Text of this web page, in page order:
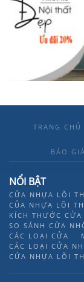
TRANG CHỦ
BÁO GIÁ
NỔI BẬT
CỬA NHỰA LÕI
CỦA NHỰA LÕI
KÍCH THƯỚC
SO SÁNH CỬA
CÁC LOẠI CỬA
CÁC LOẠI CỬA
CỬA NHỰA LÕI